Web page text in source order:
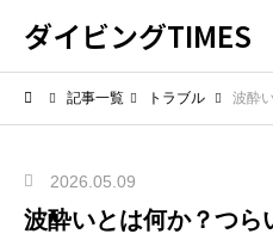
ダイビングTIMES
記事一覧 トラブル 波酔いと
2026.05.09
波酔いとは何か？つら